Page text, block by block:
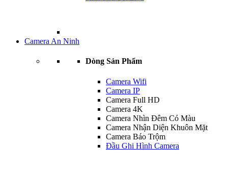
Camera An Ninh
Dòng Sản Phẩm
Camera Wifi
Camera IP
Camera Full HD
Camera 4K
Camera Nhìn Đêm Có Màu
Camera Nhận Diện Khuôn Mặt
Camera Báo Trộm
Đầu Ghi Hình Camera